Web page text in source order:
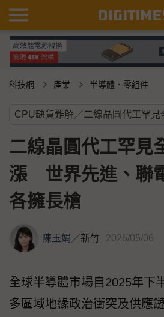
科技網 產業 半導體．零組件
二線晶圓代工罕見
漲 世界先進、聯
各擁長槍
陳玉娟／新竹 2026/05/06
全球半導體市場自2025年下
多區域地緣政治衝突及供應